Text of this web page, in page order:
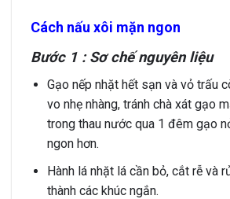
Cách nấu xôi mặn ngon
Bước 1 : Sơ chế nguyên liệu
Gạo nếp nhặt hết sạn và vỏ trấu
vo nhẹ nhàng, tránh chà xát gạo
trong thau nước qua 1 đêm gạo
ngon hơn.
Hành lá nhặt lá cần bỏ, cắt rễ và
thành các khúc ngắn.